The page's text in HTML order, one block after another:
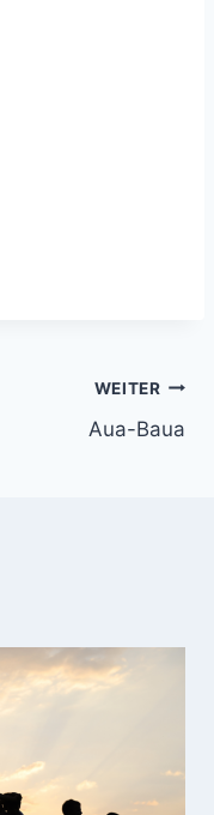
WEITER
Aua-Baua